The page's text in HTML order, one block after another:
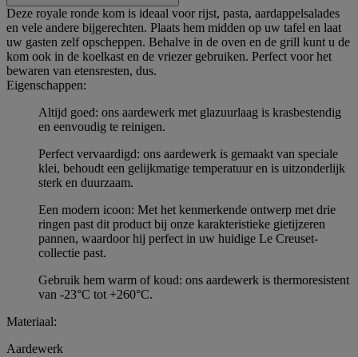
Deze royale ronde kom is ideaal voor rijst, pasta, aardappelsalades
en vele andere bijgerechten. Plaats hem midden op uw tafel en laat
uw gasten zelf opscheppen. Behalve in de oven en de grill kunt u de
kom ook in de koelkast en de vriezer gebruiken. Perfect voor het
bewaren van etensresten, dus.
Eigenschappen:
Altijd goed: ons aardewerk met glazuurlaag is krasbestendig
en eenvoudig te reinigen.
Perfect vervaardigd: ons aardewerk is gemaakt van speciale
klei, behoudt een gelijkmatige temperatuur en is uitzonderlijk
sterk en duurzaam.
Een modern icoon: Met het kenmerkende ontwerp met drie
ringen past dit product bij onze karakteristieke gietijzeren
pannen, waardoor hij perfect in uw huidige Le Creuset-
collectie past.
Gebruik hem warm of koud: ons aardewerk is thermoresistent
van -23°C tot +260°C.
Materiaal:
Aardewerk